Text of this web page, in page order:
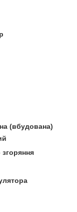
(вбудована)